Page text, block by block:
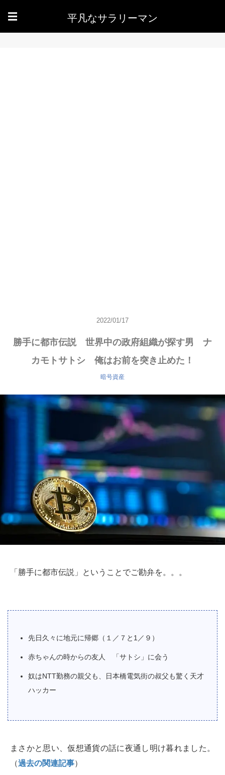
☰ 平凡なサラリーマン
2022/01/17
勝手に都市伝説 世界中の政府組織が探す男 ナ
カモトサトシ 俺はお前を突き止めた！
暗号資産
「勝手に都市伝説」ということでご勘弁を。。。
先日久々に地元に帰郷（１／７と1／９）
赤ちゃんの時からの友人 「サトシ」に会う
奴はNTT勤務の親父も、日本橋電気街の叔父も驚く天才
ハッカー
まさかと思い、仮想通貨の話に夜通し明け暮れました。
（過去の関連記事）